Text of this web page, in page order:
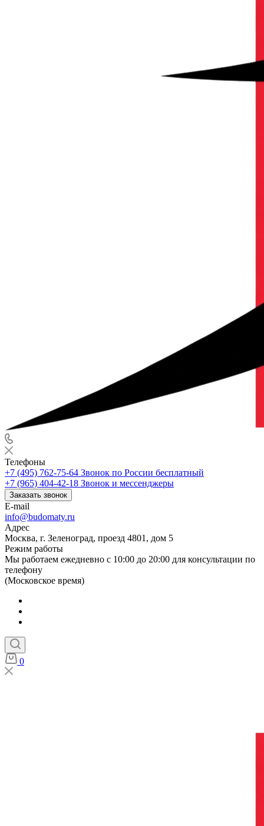
Телефоны
+7 (495) 762-75-64 Звонок по России бесплатный
+7 (965) 404-42-18 Звонок и мессенджеры
Заказать звонок
E-mail
info@budomaty.ru
Адрес
Москва, г. Зеленоград, проезд 4801, дом 5
Режим работы
Мы работаем ежедневно с 10:00 до 20:00 для консультации по
телефону
(Московское время)
0